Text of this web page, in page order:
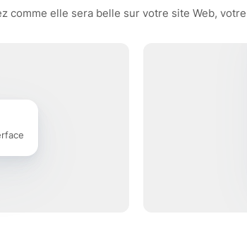
comme elle sera belle sur votre site Web,